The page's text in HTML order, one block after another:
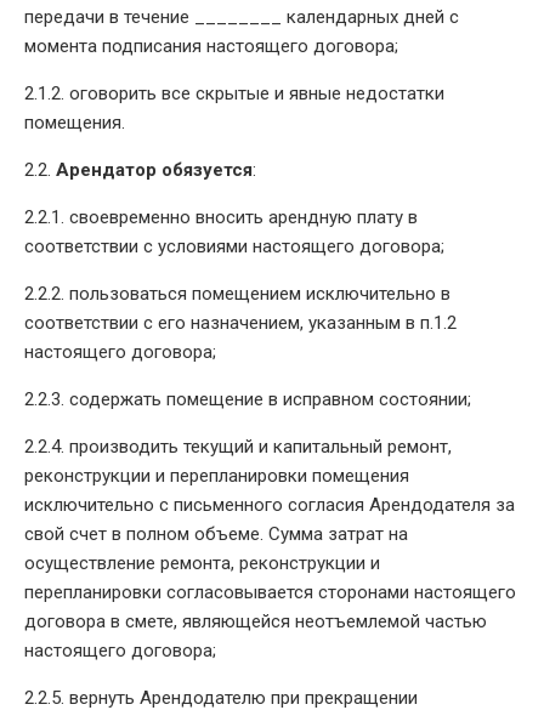
передачи в течение ________ календарных дней с
момента подписания настоящего договора;
2.1.2. оговорить все скрытые и явные недостатки
помещения.
2.2. Арендатор обязуется:
2.2.1. своевременно вносить арендную плату в
соответствии с условиями настоящего договора;
2.2.2. пользоваться помещением исключительно в
соответствии с его назначением, указанным в п.1.2
настоящего договора;
2.2.3. содержать помещение в исправном состоянии;
2.2.4. производить текущий и капитальный ремонт,
реконструкции и перепланировки помещения
исключительно с письменного согласия Арендодателя за
свой счет в полном объеме. Сумма затрат на
осуществление ремонта, реконструкции и
перепланировки согласовывается сторонами настоящего
договора в смете, являющейся неотъемлемой частью
настоящего договора;
2.2.5. вернуть Арендодателю при прекращении